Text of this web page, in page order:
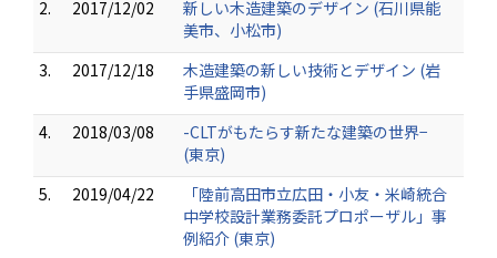
2.
2017/12/02
新しい木造建築のデザイン (石川県能
美市、小松市)
3.
2017/12/18
木造建築の新しい技術とデザイン (岩
手県盛岡市)
4.
2018/03/08
-CLTがもたらす新たな建築の世界−
(東京)
5.
2019/04/22
「陸前高田市立広田・小友・米崎統合
中学校設計業務委託プロポーザル」事
例紹介 (東京)